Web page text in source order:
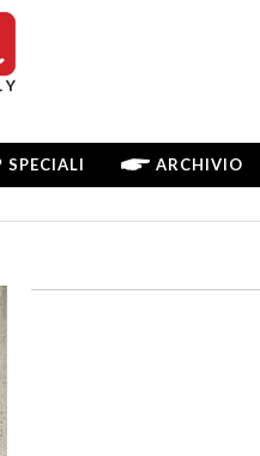
SPECIALI ARCHIVIO